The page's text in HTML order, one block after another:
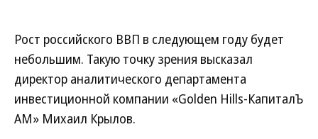
Рост российского ВВП в следующем году будет
небольшим. Такую точку зрения высказал
директор аналитического департамента
инвестиционной компании «Golden Hills-КапиталЪ
АМ» Михаил Крылов.